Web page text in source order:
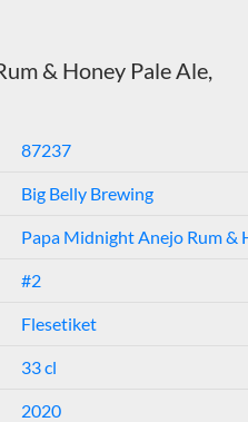
& Honey Pale Ale,
87237
Big Belly Brewing
Papa Midnight Anejo Rum &
#2
Flesetiket
33 cl
2020